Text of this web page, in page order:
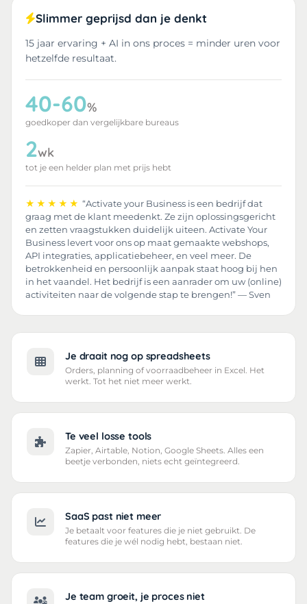
Slimmer geprijsd dan je denkt
15 jaar ervaring + AI in ons proces = minder uren voor
hetzelfde resultaat.
40-60%
goedkoper dan vergelijkbare bureaus
2wk
tot je een helder plan met prijs hebt
★★★★★ “Activate your Business is een bedrijf dat
graag met de klant meedenkt. Ze zijn oplossingsgericht
en zetten vraagstukken duidelijk uiteen. Activate Your
Business levert voor ons op maat gemaakte webshops,
API integraties, applicatiebeheer, en veel meer. De
betrokkenheid en persoonlijk aanpak staat hoog bij hen
in het vaandel. Het bedrijf is een aanrader om uw (online)
activiteiten naar de volgende stap te brengen!” — Sven
Je draait nog op spreadsheets
Orders, planning of voorraadbeheer in Excel. Het
werkt. Tot het niet meer werkt.
Te veel losse tools
Zapier, Airtable, Notion, Google Sheets. Alles een
beetje verbonden, niets echt geïntegreerd.
SaaS past niet meer
Je betaalt voor features die je niet gebruikt. De
features die je wél nodig hebt, bestaan niet.
Je team groeit, je proces niet